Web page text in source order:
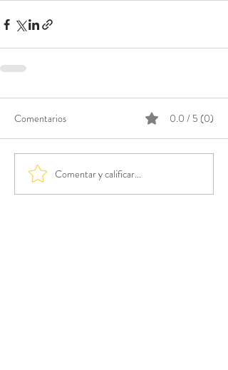
Comentarios 0.0 / 5 (0)
Comentar y calificar...